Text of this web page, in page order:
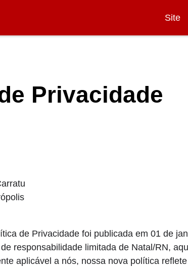
Site
Privacidade
de Privacidade foi publicada em 01 de
responsabilidade limitada de Natal/RN,
aplicável a nós, nossa nova política